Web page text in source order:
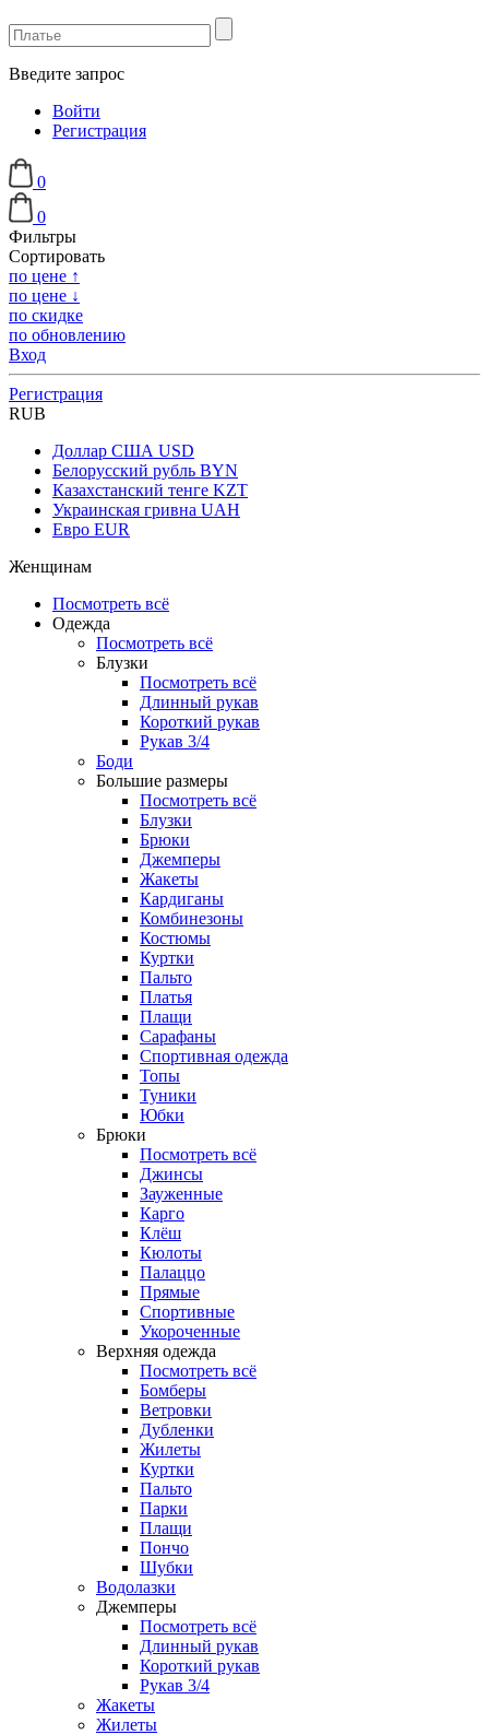
Введите запрос
Войти
Регистрация
0
0
Фильтры
Сортировать
по цене ↑
по цене ↓
по скидке
по обновлению
Вход
Регистрация
RUB
Доллар США USD
Белорусский рубль BYN
Казахстанский тенге KZT
Украинская гривна UAH
Евро EUR
Женщинам
Посмотреть всё
Одежда
Посмотреть всё
Блузки
Посмотреть всё
Длинный рукав
Короткий рукав
Рукав 3/4
Боди
Большие размеры
Посмотреть всё
Блузки
Брюки
Джемперы
Жакеты
Кардиганы
Комбинезоны
Костюмы
Куртки
Пальто
Платья
Плащи
Сарафаны
Спортивная одежда
Топы
Туники
Юбки
Брюки
Посмотреть всё
Джинсы
Зауженные
Карго
Клёш
Кюлоты
Палаццо
Прямые
Спортивные
Укороченные
Верхняя одежда
Посмотреть всё
Бомберы
Ветровки
Дубленки
Жилеты
Куртки
Пальто
Парки
Плащи
Пончо
Шубки
Водолазки
Джемперы
Посмотреть всё
Длинный рукав
Короткий рукав
Рукав 3/4
Жакеты
Жилеты